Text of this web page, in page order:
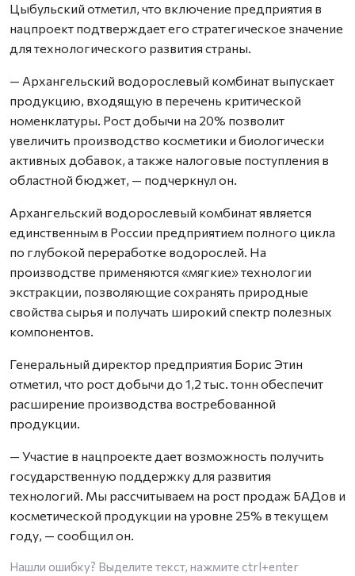
Цыбульский отметил, что включение предприятия в
нацпроект подтверждает его стратегическое значение
для технологического развития страны.
— Архангельский водорослевый комбинат выпускает
продукцию, входящую в перечень критической
номенклатуры. Рост добычи на 20% позволит
увеличить производство косметики и биологически
активных добавок, а также налоговые поступления в
областной бюджет, — подчеркнул он.
Архангельский водорослевый комбинат является
единственным в России предприятием полного цикла
по глубокой переработке водорослей. На
производстве применяются «мягкие» технологии
экстракции, позволяющие сохранять природные
свойства сырья и получать широкий спектр полезных
компонентов.
Генеральный директор предприятия Борис Этин
отметил, что рост добычи до 1,2 тыс. тонн обеспечит
расширение производства востребованной
продукции.
— Участие в нацпроекте дает возможность получить
государственную поддержку для развития
технологий. Мы рассчитываем на рост продаж БАДов и
косметической продукции на уровне 25% в текущем
году, — сообщил он.
Нашли ошибку? Выделите текст, нажмите ctrl+enter